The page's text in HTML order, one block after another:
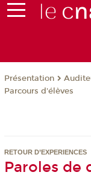
Présentation
Parcours d'élèves
RETOUR D’EXPERIENCES
Paroles de